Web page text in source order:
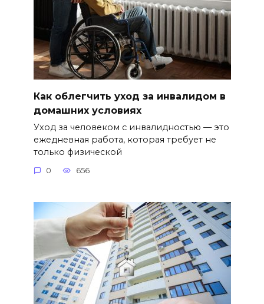
Как облегчить уход за инвалидом в
домашних условиях
Уход за человеком с инвалидностью — это
ежедневная работа, которая требует не
только физической
0 656